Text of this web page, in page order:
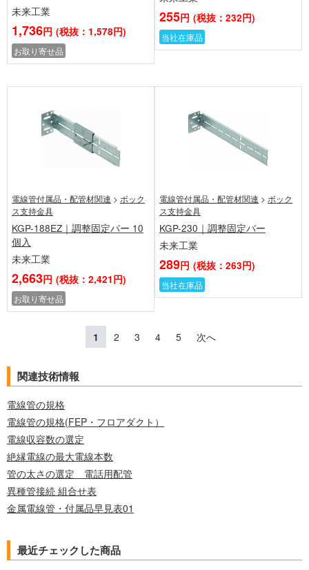
未来工業
1,736円 (税抜：1,578円)
お取り寄せ品
255円 (税抜：232円)
当社在庫品
電線管付属品・配管材関連 > ボック
ス支持金具
KGP-188EZ｜調整固定バー 10
個入
未来工業
2,663円 (税抜：2,421円)
お取り寄せ品
電線管付属品・配管材関連 > ボック
ス支持金具
KGP-230｜調整固定バー
未来工業
289円 (税抜：263円)
当社在庫品
1 2 3 4 5 次へ
関連技術情報
電線管の規格
電線管の規格(FEP・フロアダクト）
電線収容数の選定
絶縁電線の最大電線本数
管の太さの選定 電話用配管
異種管接続 組合せ表
金属電線管・付属品早見表01
最近チェックした商品